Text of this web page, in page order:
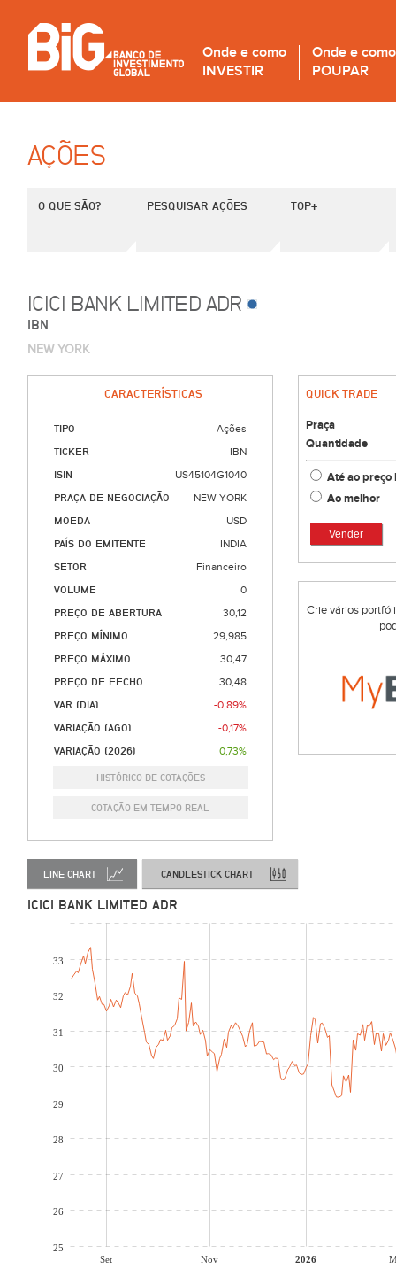
Onde e como
INVESTIR
Onde e como
POUPAR
AÇÕES
O QUE SÃO? PESQUISAR AÇÕES TOP+
ICICI BANK LIMITED ADR
IBN
NEW YORK
CARACTERÍSTICAS
TIPO Ações
TICKER IBN
ISIN US45104G1040
PRAÇA DE NEGOCIAÇÃO NEW YORK
MOEDA USD
PAÍS DO EMITENTE INDIA
SETOR Financeiro
VOLUME 0
PREÇO DE ABERTURA 30,12
PREÇO MÍNIMO 29,985
PREÇO MÁXIMO 30,47
PREÇO DE FECHO 30,48
VAR (DIA) -0,89%
VARIAÇÃO (AGO) -0,17%
VARIAÇÃO (2026) 0,73%
HISTÓRICO DE COTAÇÕES
COTAÇÃO EM TEMPO REAL
QUICK TRADE
Praça
Quantidade
Até ao
Ao melhor
Vender
Crie vários
LINE CHART CANDLESTICK CHART
ICICI BANK LIMITED ADR
Set Nov 2026
25
26
27
28
29
30
31
32
33